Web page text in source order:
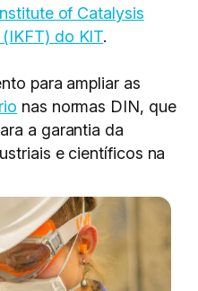
of Catalysis
do KIT.
para ampliar as
nas normas DIN, que
a garantia da
e científicos na